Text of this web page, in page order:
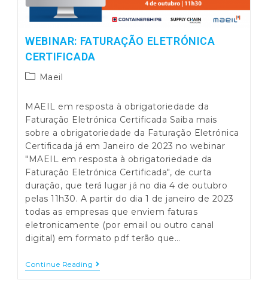
WEBINAR: FATURAÇÃO ELETRÓNICA
CERTIFICADA
PostMaeil
MAEIL em resposta à obrigatoriedade da
Faturação Eletrónica Certificada Saiba mais
sobre a obrigatoriedade da Faturação Eletrónica
Certificada já em Janeiro de 2023 no webinar
"MAEIL em resposta à obrigatoriedade da
Faturação Eletrónica Certificada", de curta
duração, que terá lugar já no dia 4 de outubro
pelas 11h30. A partir do dia 1 de janeiro de 2023
todas as empresas que enviem faturas
eletronicamente (por email ou outro canal
digital) em formato pdf terão que…
Continue Reading Webinar:
Faturação